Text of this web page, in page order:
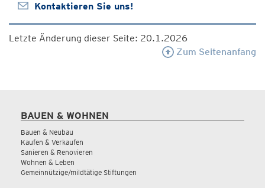
Kontaktieren Sie uns!
Letzte Änderung dieser Seite: 20.1.2026
Zum Seitenanfang
BAUEN & WOHNEN
Bauen & Neubau
Kaufen & Verkaufen
Sanieren & Renovieren
Wohnen & Leben
Gemeinnützige/mildtätige Stiftungen